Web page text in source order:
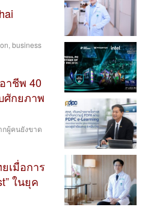
business
าชีพ 40
ศักยภาพ
กผู้คนยังขาด
เมื่อการ
ในยุค